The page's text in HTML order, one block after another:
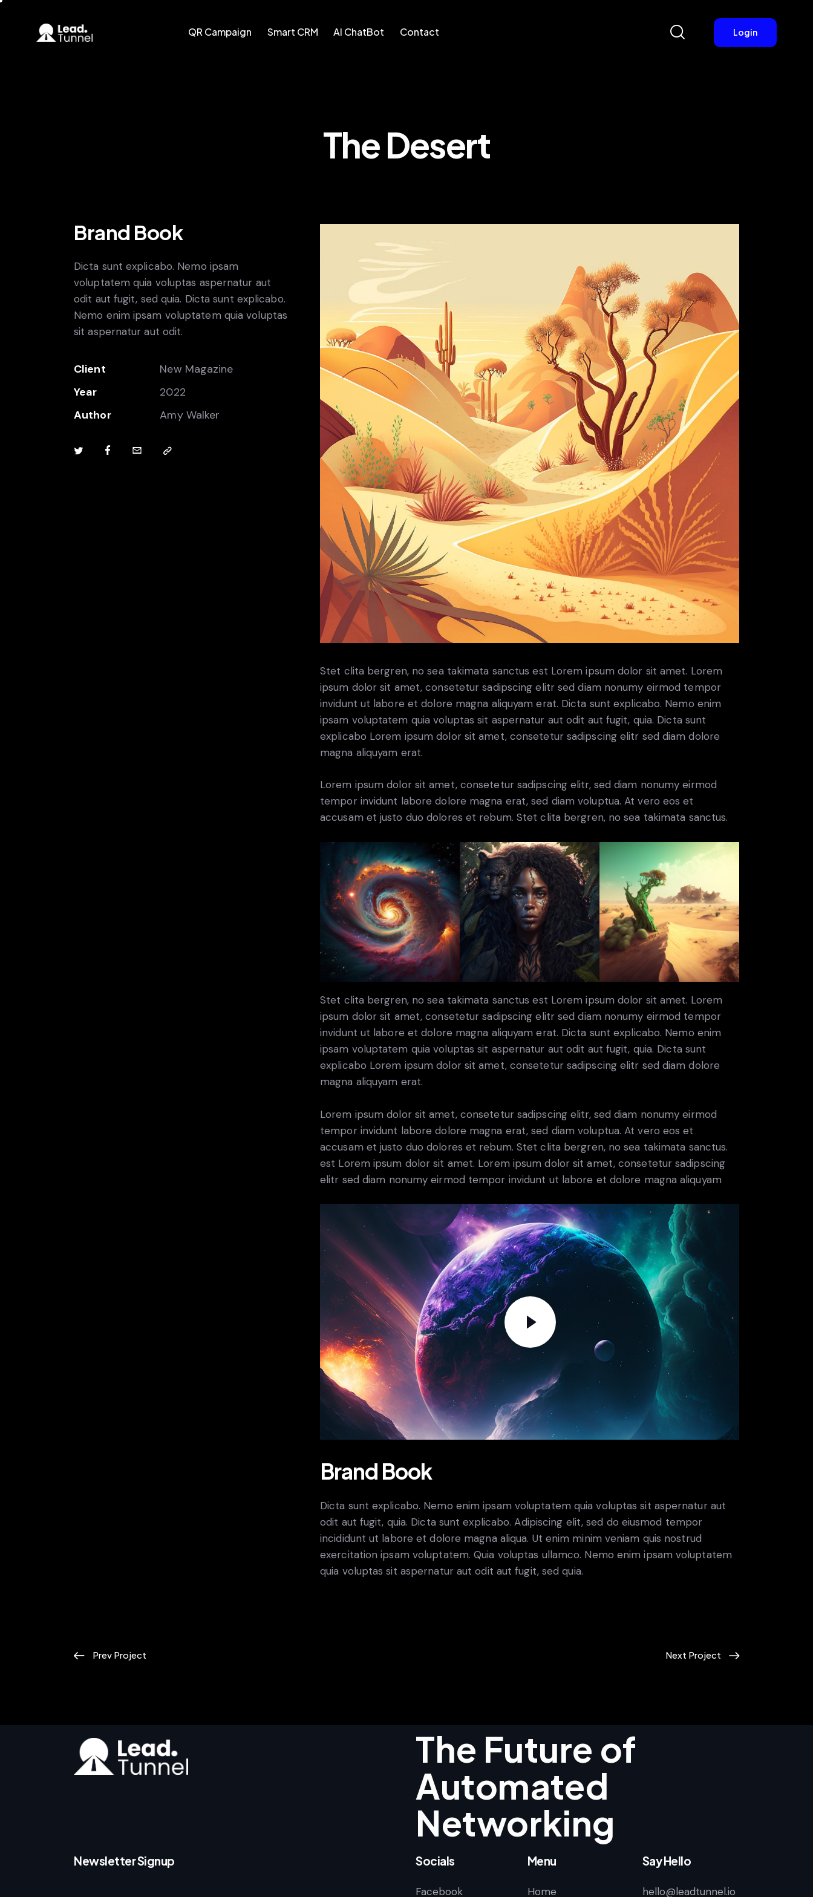
QR Campaign Smart CRM AI ChatBot Contact Login
The Desert
Brand Book
Dicta sunt explicabo. Nemo ipsam
voluptatem quia voluptas aspernatur aut
odit aut fugit, sed quia. Dicta sunt explicabo.
Nemo enim ipsam voluptatem quia voluptas
sit aspernatur aut odit.
Client
New Magazine
Year
2022
Author
Amy Walker
Stet clita bergren, no sea takimata sanctus est Lorem ipsum dolor sit amet. Lorem
ipsum dolor sit amet, consetetur sadipscing elitr sed diam nonumy eirmod tempor
invidunt ut labore et dolore magna aliquyam erat. Dicta sunt explicabo. Nemo enim
ipsam voluptatem quia voluptas sit aspernatur aut odit aut fugit, quia. Dicta sunt
explicabo Lorem ipsum dolor sit amet, consetetur sadipscing elitr sed diam dolore
magna aliquyam erat.
Lorem ipsum dolor sit amet, consetetur sadipscing elitr, sed diam nonumy eirmod
tempor invidunt labore dolore magna erat, sed diam voluptua. At vero eos et
accusam et justo duo dolores et rebum. Stet clita bergren, no sea takimata sanctus.
Stet clita bergren, no sea takimata sanctus est Lorem ipsum dolor sit amet. Lorem
ipsum dolor sit amet, consetetur sadipscing elitr sed diam nonumy eirmod tempor
invidunt ut labore et dolore magna aliquyam erat. Dicta sunt explicabo. Nemo enim
ipsam voluptatem quia voluptas sit aspernatur aut odit aut fugit, quia. Dicta sunt
explicabo Lorem ipsum dolor sit amet, consetetur sadipscing elitr sed diam dolore
magna aliquyam erat.
Lorem ipsum dolor sit amet, consetetur sadipscing elitr, sed diam nonumy eirmod
tempor invidunt labore dolore magna erat, sed diam voluptua. At vero eos et
accusam et justo duo dolores et rebum. Stet clita bergren, no sea takimata sanctus.
est Lorem ipsum dolor sit amet. Lorem ipsum dolor sit amet, consetetur sadipscing
elitr sed diam nonumy eirmod tempor invidunt ut labore et dolore magna aliquyam
Brand Book
Dicta sunt explicabo. Nemo enim ipsam voluptatem quia voluptas sit aspernatur aut
odit aut fugit, quia. Dicta sunt explicabo. Adipiscing elit, sed do eiusmod tempor
incididunt ut labore et dolore magna aliqua. Ut enim minim veniam quis nostrud
exercitation ipsam voluptatem. Quia voluptas ullamco. Nemo enim ipsam voluptatem
quia voluptas sit aspernatur aut odit aut fugit, sed quia.
Prev Project Next Project
The Future of
Automated
Networking
Newsletter Signup Socials
Facebook
Menu
Home
Say Hello
hello@leadtunnel.io